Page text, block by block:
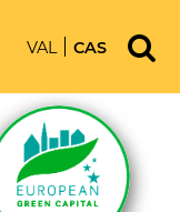
VAL CAS